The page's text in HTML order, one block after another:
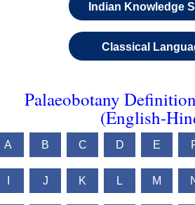
Indian Knowledge
Classical
Palaeobotany
(English-
A B C D E
J K L M